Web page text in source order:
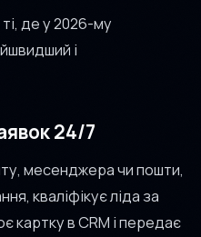
де у 2026-му
і
24/7
месенджера чи пошти,
кваліфікує ліда за
картку в CRM і передає